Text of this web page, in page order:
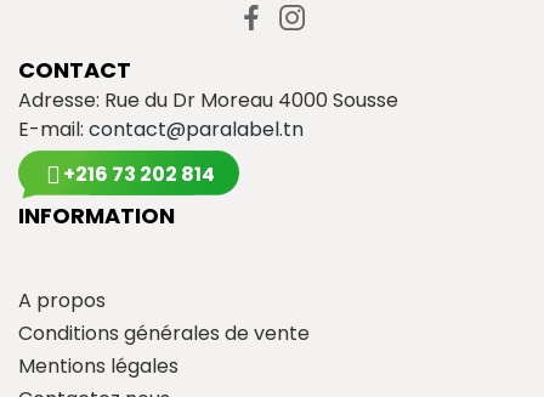
CONTACT
Adresse: Rue du Dr Moreau 4000 Sousse
E-mail: contact@paralabel.tn
+216 73 202 814
INFORMATION
A propos
Conditions générales de vente
Mentions légales